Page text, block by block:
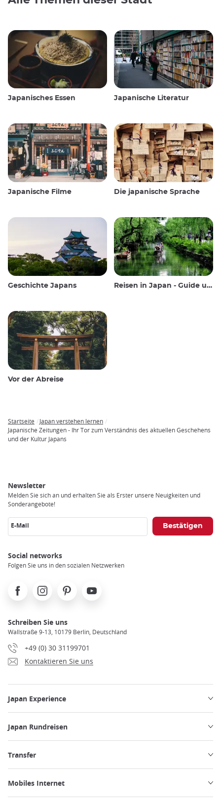
Japanisches Essen Japanische Literatur
Japanische Filme Die japanische Sprache
Geschichte Japans Reisen in Japan - Guide und Wissenswertes
Vor der Abreise
Breadcrumb
Startseite
Japan verstehen lernen
Japanische Zeitungen - Ihr Tor zum Verständnis des aktuellen Geschehens
und der Kultur Japans
Newsletter
Melden Sie sich an und erhalten Sie als Erster unsere Neuigkeiten und
Sonderangebote!
E-Mail
Social networks
Folgen Sie uns in den sozialen Netzwerken
FacebookInstagramPinterest Youtube
Schreiben Sie uns
Wallstraße 9-13, 10179 Berlin, Deutschland
+49 (0) 30 31199701
Kontaktieren Sie uns
Japan Experience
Japan Rundreisen
Transfer
Mobiles Internet